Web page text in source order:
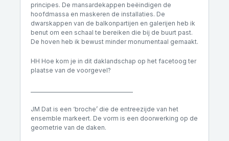
principes. De mansardekappen beëindigen de
hoofdmassa en maskeren de installaties. De
dwarskappen van de balkonpartijen en galerijen heb ik
benut om een schaal te bereiken die bij de buurt past.
De hoven heb ik bewust minder monumentaal gemaakt.
HH Hoe kom je in dit daklandschap op het facetoog ter
plaatse van de voorgevel?
JM Dat is een ‘broche’ die de entreezijde van het
ensemble markeert. De vorm is een doorwerking op de
geometrie van de daken.